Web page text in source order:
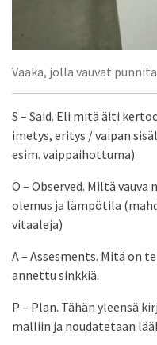
Vaaka, jolla vauvat
S – Said. Eli mitä äiti
imetys, eritys / vaipan
esim. vaippaihottuma)
O – Observed. Miltä
olemus ja lämpötila
vitaaleja)
A – Assesments. Mitä on
annettu sinkkiä.
P – Plan. Tähän yleensä
malliin ja noudatetaan